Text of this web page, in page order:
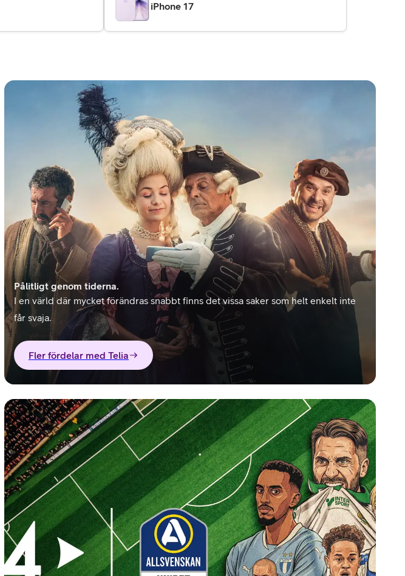
iPhone 17
Pålitligt genom tiderna.
I en värld där mycket förändras snabbt finns det vissa saker som helt enkelt inte
får svaja.
Fler fördelar med Telia